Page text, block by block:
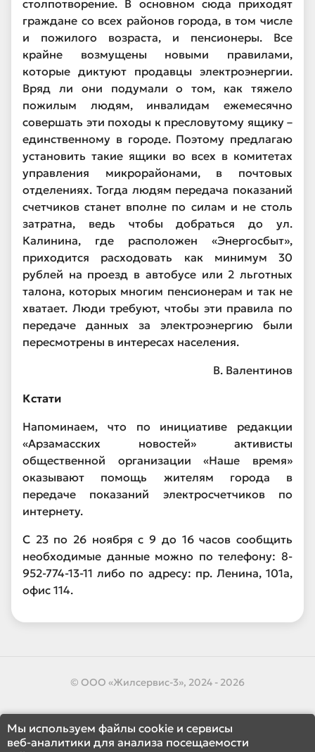
столпотворение. В основном сюда приходят
граждане со всех районов города, в том числе
и пожилого возраста, и пенсионеры. Все
крайне возмущены новыми правилами,
которые диктуют продавцы электроэнергии.
Вряд ли они подумали о том, как тяжело
пожилым людям, инвалидам ежемесячно
совершать эти походы к пресловутому ящику –
единственному в городе. Поэтому предлагаю
установить такие ящики во всех в комитетах
управления микрорайонами, в почтовых
отделениях. Тогда людям передача показаний
счетчиков станет вполне по силам и не столь
затратна, ведь чтобы добраться до ул.
Калинина, где расположен «Энергосбыт»,
приходится расходовать как минимум 30
рублей на проезд в автобусе или 2 льготных
талона, которых многим пенсионерам и так не
хватает. Люди требуют, чтобы эти правила по
передаче данных за электроэнергию были
пересмотрены в интересах населения.
В. Валентинов
Кстати
Напоминаем, что по инициативе редакции
«Арзамасских новостей» активисты
общественной организации «Наше время»
оказывают помощь жителям города в
передаче показаний электросчетчиков по
интернету.
С 23 по 26 ноября с 9 до 16 часов сообщить
необходимые данные можно по телефону: 8-
952-774-13-11 либо по адресу: пр. Ленина, 101а,
офис 114.
© ООО «Жилсервис-3», 2024 - 2026
Мы используем файлы cookie и сервисы
веб-аналитики для анализа посещаемости